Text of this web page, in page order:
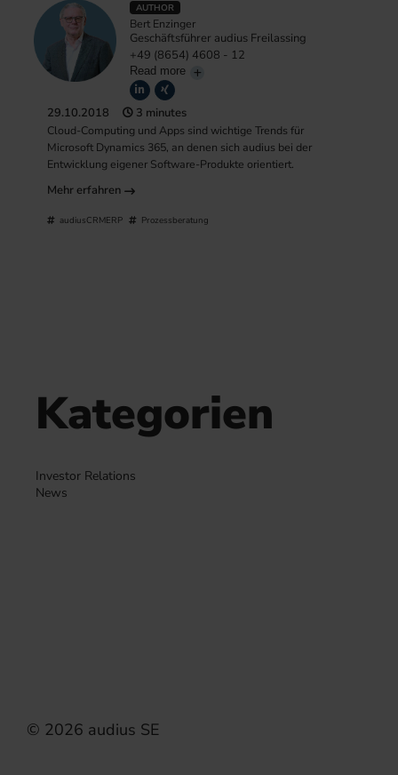
AUTHOR
Bert Enzinger
Geschäftsführer audius Freilassing
+49 (8654) 4608 - 12
Read more
29.10.2018 3 minutes
Cloud-Computing und Apps sind wichtige Trends für
Microsoft Dynamics 365, an denen sich audius bei der
Entwicklung eigener Software-Produkte orientiert.
Mehr erfahren
audiusCRMERP Prozessberatung
Kategorien
Investor Relations
News